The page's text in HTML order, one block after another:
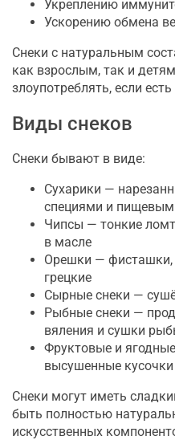
Укреплению
Ускорению обмена
Снеки с натуральным
как взрослым, так и
злоупотреблять, если
Виды снеков
Снеки бывают в виде:
Сухарики —
специями и
Чипсы — тонкие
в масле
Орешки — фисташки,
грецкие
Сырные снеки —
Рыбные снеки —
вяления и сушки
Фруктовые и
высушенные
Снеки могут иметь
быть полностью
искусственных